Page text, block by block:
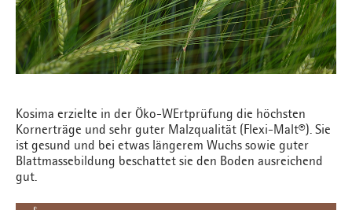
Kosima erzielte in der Öko-WErtprüfung die höchsten
Kornerträge und sehr guter Malzqualität (Flexi-Malt®). Sie
ist gesund und bei etwas längerem Wuchs sowie guter
Blattmassebildung beschattet sie den Boden ausreichend
gut.